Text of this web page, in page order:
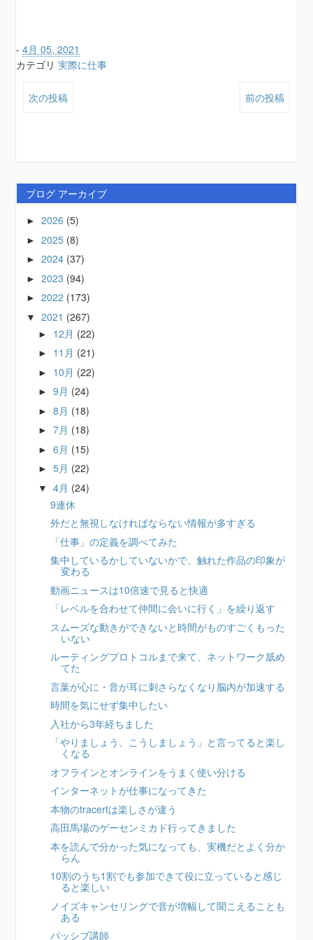
-4月 05, 2021
カテゴリ実際に仕事
次の投稿 前の投稿
ブログ アーカイブ
►2026 (5)
►2025 (8)
►2024 (37)
►2023 (94)
►2022 (173)
▼2021 (267)
► 12月 (22)
► 11月 (21)
► 10月 (22)
►9月 (24)
►8月 (18)
►7月 (18)
►6月 (15)
►5月 (22)
▼4月 (24)
9連休
外だと無視しなければならない情報が多すぎる
「仕事」の定義を調べてみた
集中しているかしていないかで、触れた作品の印象が
変わる
動画ニュースは10倍速で見ると快適
「レベルを合わせて仲間に会いに行く」を繰り返す
スムーズな動きができないと時間がものすごくもった
いない
ルーティングプロトコルまで来て、ネットワーク舐め
てた
言葉が心に・音が耳に刺さらなくなり脳内が加速する
時間を気にせず集中したい
入社から3年経ちました
「やりましょう、こうしましょう」と言ってると楽し
くなる
オフラインとオンラインをうまく使い分ける
インターネットが仕事になってきた
本物のtracertは楽しさが違う
高田馬場のゲーセンミカド行ってきました
本を読んで分かった気になっても、実機だとよく分か
らん
10割のうち1割でも参加できて役に立っていると感じ
ると楽しい
ノイズキャンセリングで音が増幅して聞こえることも
ある
パッシブ講師